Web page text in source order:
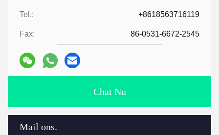
Tel.: +8618563716119
Fax: 86-0531-6672-2545
Chat Nu
Mail ons.